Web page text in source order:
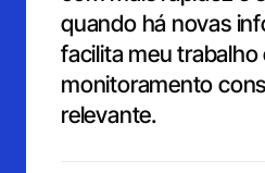
quando há novas
facilita meu trabalho
monitoramento
relevante.